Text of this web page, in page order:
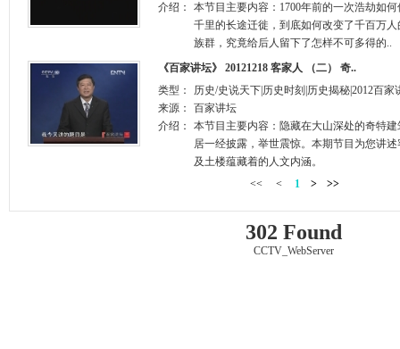
介绍：
本节目主要内容：1700年前的一次浩劫如
千里的长途迁徙，到底如何改变了千百万
族群，究竟给后人留下了怎样不可多得的..
《百家讲坛》 20121218 客家人 （二） 奇..
类型：
历史/史说天下|历史时刻|历史揭秘|2012百家
来源：
百家讲坛
介绍：
本节目主要内容：隐藏在大山深处的奇特
居一经披露，举世震惊。本期节目为您讲
及土楼蕴藏着的人文内涵。
<<
< 1 > >>
302 Found
CCTV_WebServer